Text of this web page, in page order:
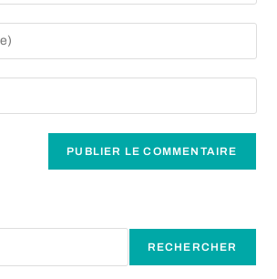
RECHERCHER